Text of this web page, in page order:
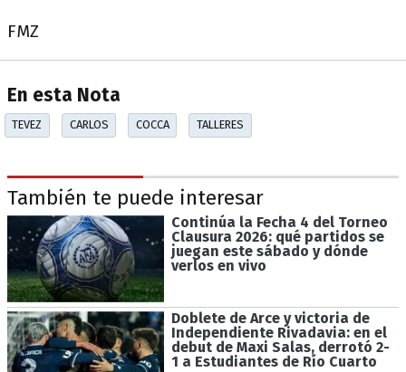
FMZ
En esta Nota
TEVEZ CARLOS COCCA TALLERES
También te puede interesar
Continúa la Fecha 4 del Torneo
Clausura 2026: qué partidos se
juegan este sábado y dónde
verlos en vivo
Doblete de Arce y victoria de
Independiente Rivadavia: en el
debut de Maxi Salas, derrotó 2-
1 a Estudiantes de Río Cuarto